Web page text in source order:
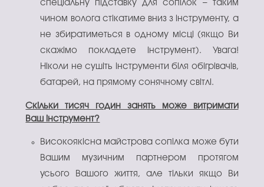
спеціальну підставку для сопілок – таким
чином волога стікатиме вниз з інструменту, а
не збиратиметься в одному місці (якщо Ви
скажімо покладете інструмент). Увага!
Ніколи не сушіть інструменти біля обігрівачів,
батарей, на прямому сонячному світлі.
Скільки тисяч годин занять може витримати
Ваш інструмент?
Високоякісна майстрова сопілка може бути
Вашим музичним партнером протягом
усього Вашого життя, але тільки якщо Ви